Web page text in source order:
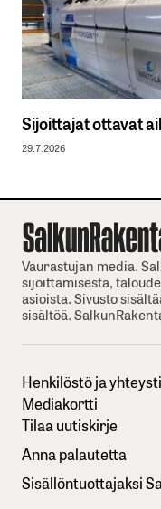
Sijoittajat ottavat
29.7.2026
Vaurastujan media.
sijoittamisesta,
asioista. Sivusto
sisältöä.
Henkilöstö ja
Mediakortti
Tilaa uutiskirje
Anna palautetta
Sisällöntuottajaksi